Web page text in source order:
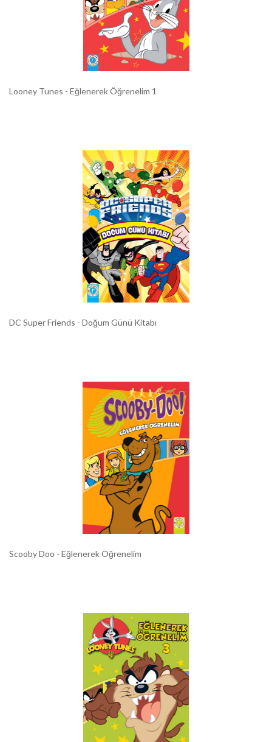
Looney Tunes - Eğlenerek Öğrenelim 1
DC Super Friends - Doğum Günü Kitabı
Scooby Doo - Eğlenerek Öğrenelim